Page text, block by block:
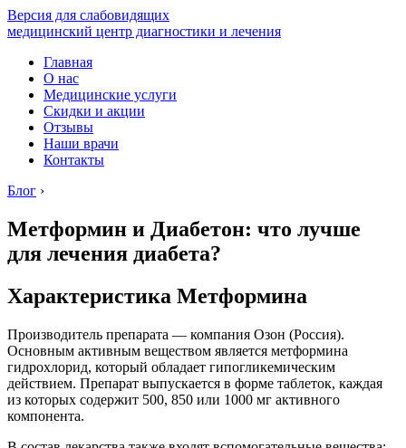
Версия для слабовидящих
медицинский центр диагностики и лечения
Главная
О нас
Медицинские услуги
Скидки и акции
Отзывы
Наши врачи
Контакты
Блог ›
Метформин и Диабетон: что лучше
для лечения диабета?
Характеристика Метформина
Производитель препарата — компания Озон (Россия).
Основным активным веществом является метформина
гидрохлорид, который обладает гипогликемическим
действием. Препарат выпускается в форме таблеток, каждая
из которых содержит 500, 850 или 1000 мг активного
компонента.